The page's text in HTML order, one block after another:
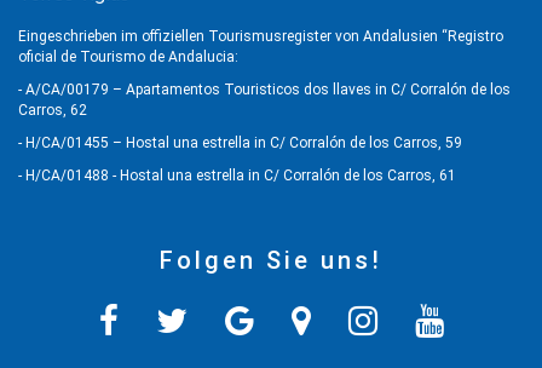
Eingeschrieben im offiziellen Tourismusregister von Andalusien “Registro
oficial de Tourismo de Andalucia:
- A/CA/00179 – Apartamentos Touristicos dos llaves in C/ Corralón de los
Carros, 62
- H/CA/01455 – Hostal una estrella in C/ Corralón de los Carros, 59
- H/CA/01488 - Hostal una estrella in C/ Corralón de los Carros, 61
Folgen Sie uns!